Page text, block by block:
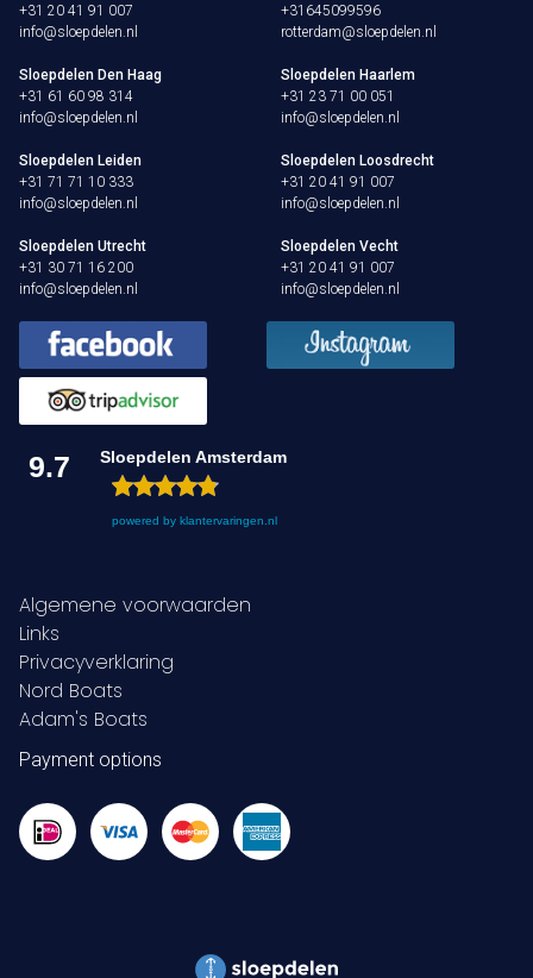
+31 20 41 91 007
info@sloepdelen.nl
+31645099596
rotterdam@sloepdelen.nl
Sloepdelen Den Haag
+31 61 60 98 314
info@sloepdelen.nl
Sloepdelen Haarlem
+31 23 71 00 051
info@sloepdelen.nl
Sloepdelen Leiden
+31 71 71 10 333
info@sloepdelen.nl
Sloepdelen Loosdrecht
+31 20 41 91 007
info@sloepdelen.nl
Sloepdelen Utrecht
+31 30 71 16 200
info@sloepdelen.nl
Sloepdelen Vecht
+31 20 41 91 007
info@sloepdelen.nl
9.7 Sloepdelen Amsterdam
powered by klantervaringen.nl
Algemene voorwaarden
Links
Privacyverklaring
Nord Boats
Adam's Boats
Payment options